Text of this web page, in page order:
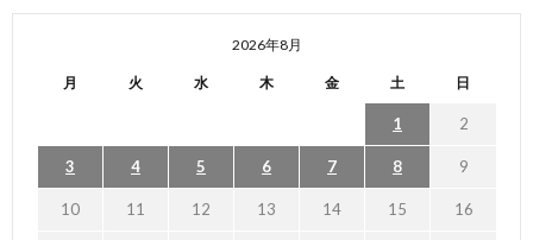
2026年8月
月 火 水 木 金 土 日
1 2
3 4 5 6 7 8 9
10 11 12 13 14 15 16